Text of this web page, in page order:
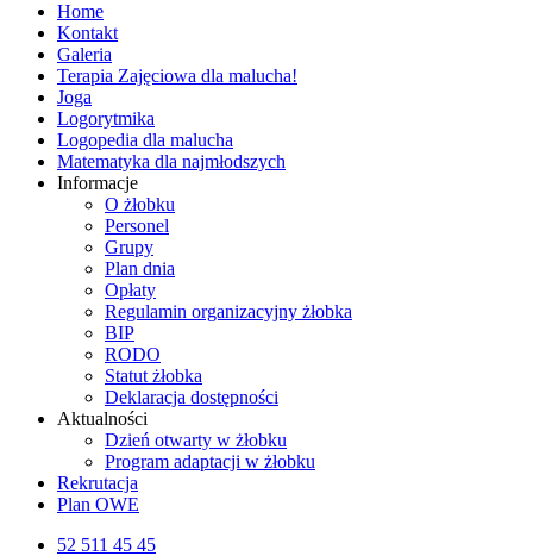
Home
Kontakt
Galeria
Terapia Zajęciowa dla malucha!
Joga
Logorytmika
Logopedia dla malucha
Matematyka dla najmłodszych
Informacje
O żłobku
Personel
Grupy
Plan dnia
Opłaty
Regulamin organizacyjny żłobka
BIP
RODO
Statut żłobka
Deklaracja dostępności
Aktualności
Dzień otwarty w żłobku
Program adaptacji w żłobku
Rekrutacja
Plan OWE
52 511 45 45